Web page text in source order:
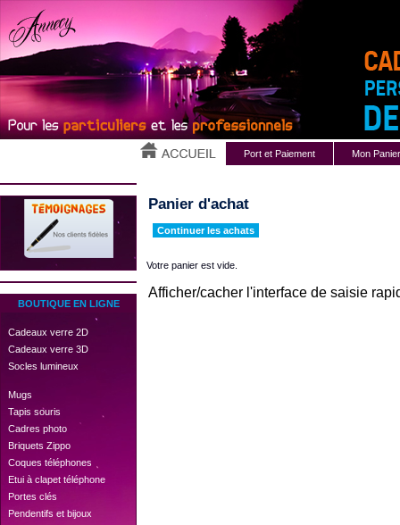
Port et Paiement Mon Panier
BOUTIQUE EN LIGNE
 Cadeaux verre 2D
 Cadeaux verre 3D
 Socles lumineux
 Mugs
 Tapis souris
 Cadres photo
 Briquets Zippo
 Coques téléphones
 Etui à clapet téléphone
 Portes clés
 Pendentifs et bijoux
Panier d'achat
Continuer les achats
Votre panier est vide.
Afficher/cacher l'interface de saisie